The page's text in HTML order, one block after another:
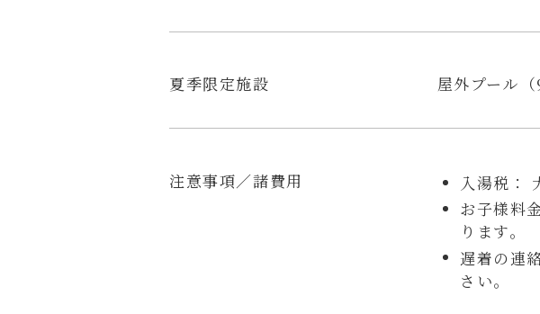
夏季限定施設 屋外プール
注意事項／諸費用
入湯税：
お子様料
ります。
遅着の連
さい。